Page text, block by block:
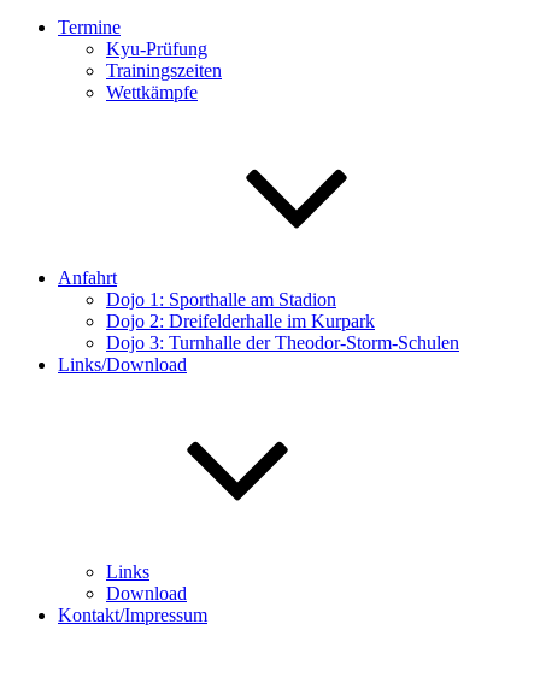
Termine
Kyu-Prüfung
Trainingszeiten
Wettkämpfe
Anfahrt
Dojo 1: Sporthalle am Stadion
Dojo 2: Dreifelderhalle im Kurpark
Dojo 3: Turnhalle der Theodor-Storm-Schulen
Links/Download
Links
Download
Kontakt/Impressum